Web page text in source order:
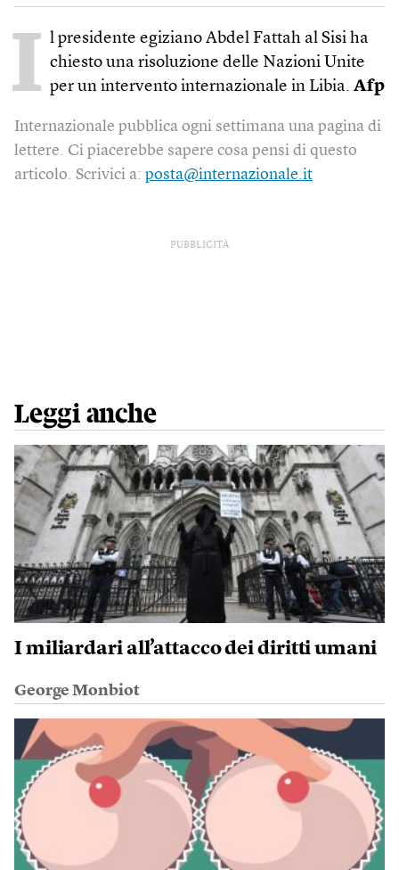
I l presidente egiziano Abdel Fattah al Sisi ha
chiesto una risoluzione delle Nazioni Unite
per un intervento internazionale in Libia. Afp
Internazionale pubblica ogni settimana una pagina di
lettere. Ci piacerebbe sapere cosa pensi di questo
articolo. Scrivici a: posta@internazionale.it
PUBBLICITÀ
Leggi anche
I miliardari all’attacco dei diritti umani
George Monbiot